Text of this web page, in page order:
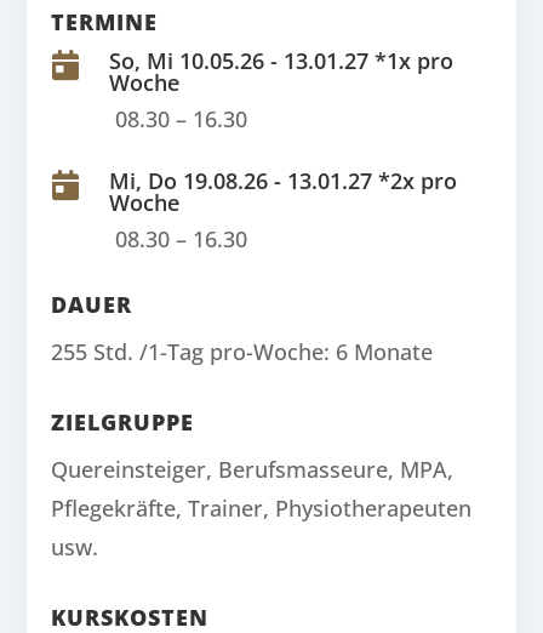
TERMINE
 So, Mi 10.05.26 - 13.01.27 *1x pro
Woche
08.30 – 16.30
 Mi, Do 19.08.26 - 13.01.27 *2x pro
Woche
08.30 – 16.30
DAUER
255 Std. /1-Tag pro-Woche: 6 Monate
ZIELGRUPPE
Quereinsteiger, Berufsmasseure, MPA,
Pflegekräfte, Trainer, Physiotherapeuten
usw.
KURSKOSTEN